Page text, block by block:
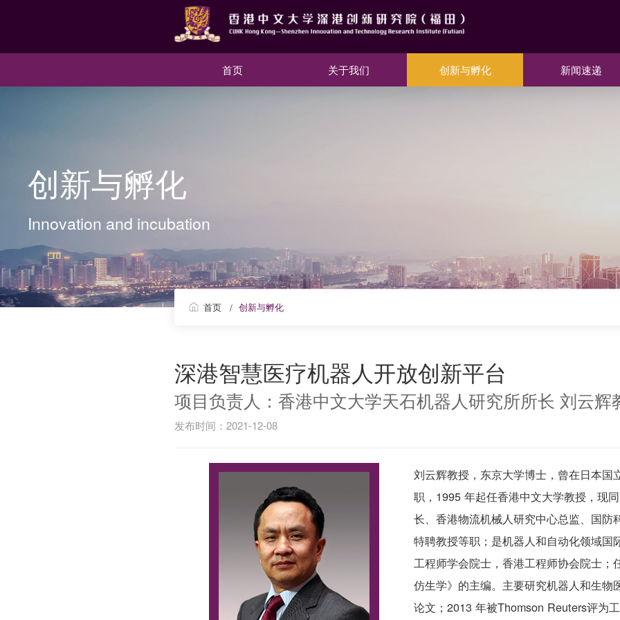
首页 关于我们 创新与孵化 新闻速递
创新与孵化
Innovation and incubation
首页 / 创新与孵化
深港智慧医疗机器人开放创新平台
项目负责人：香港中文大学天石机器人研究所所长 刘云辉
发布时间：2021-12-08